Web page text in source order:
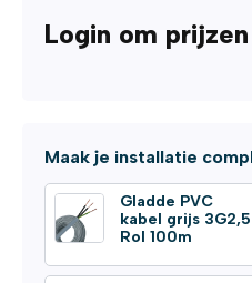
Login om
Maak je installatie
Gladde PVC
kabel grijs 3G2,5
Rol 100m